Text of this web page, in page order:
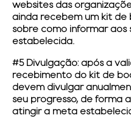
websites das
ainda recebem um kit de
sobre como informar
estabelecida.
#5 Divulgação: após a
recebimento do kit de
devem divulgar
seu progresso, de forma
atingir a meta